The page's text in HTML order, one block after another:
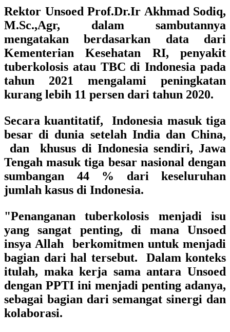
Rektor Unsoed Prof.Dr.Ir Akhmad Sodiq,
M.Sc.,Agr, dalam sambutannya
mengatakan berdasarkan data dari
Kementerian Kesehatan RI, penyakit
tuberkolosis atau TBC di Indonesia pada
tahun 2021 mengalami peningkatan
kurang lebih 11 persen dari tahun 2020.
Secara kuantitatif, Indonesia masuk tiga
besar di dunia setelah India dan China,
dan khusus di Indonesia sendiri, Jawa
Tengah masuk tiga besar nasional dengan
sumbangan 44 % dari keseluruhan
jumlah kasus di Indonesia.
"Penanganan tuberkolosis menjadi isu
yang sangat penting, di mana Unsoed
insya Allah berkomitmen untuk menjadi
bagian dari hal tersebut. Dalam konteks
itulah, maka kerja sama antara Unsoed
dengan PPTI ini menjadi penting adanya,
sebagai bagian dari semangat sinergi dan
kolaborasi.